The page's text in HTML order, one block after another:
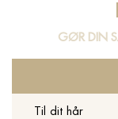
GØR DIN
Til dit hår